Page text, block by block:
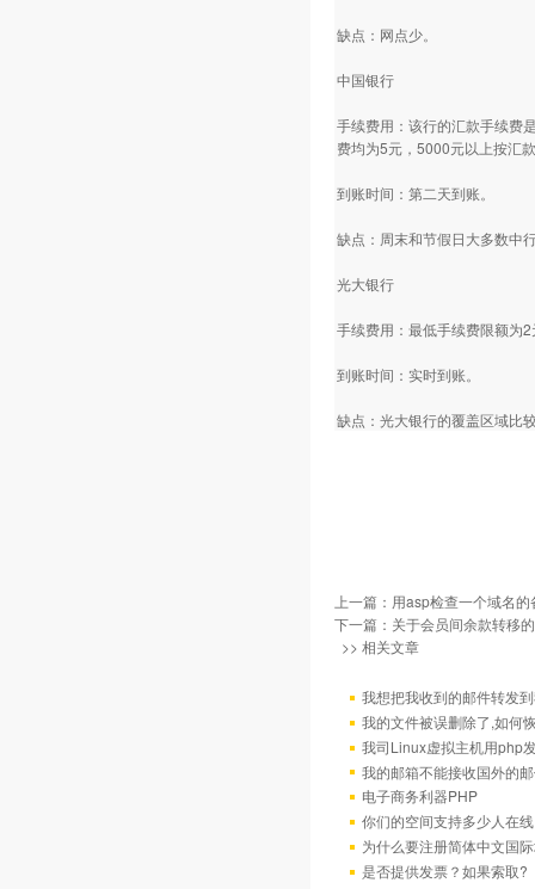
缺点：网点少。
中国银行
手续费用：该行的汇款手续费
费均为5元，5000元以上按汇
到账时间：第二天到账。
缺点：周末和节假日大多数中
光大银行
手续费用：最低手续费限额为
到账时间：实时到账。
缺点：光大银行的覆盖区域比
上一篇： 用asp检查一个域名
下一篇： 关于会员间余款转移
>> 相关文章
我想把我收到的邮件转发
我的文件被误删除了,如何
我司Linux虚拟主机用php
我的邮箱不能接收国外的
电子商务利器PHP
你们的空间支持多少人在
为什么要注册简体中文国
是否提供发票？如果索取?